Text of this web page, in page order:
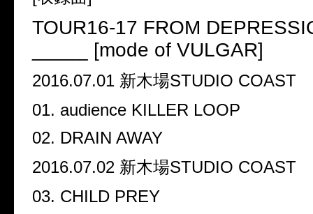
TOUR16-17 FROM
_____ [mode of VULGAR]
2016.07.01 新木場STUDIO COAST
01. audience KILLER LOOP
02. DRAIN AWAY
2016.07.02 新木場STUDIO COAST
03. CHILD PREY